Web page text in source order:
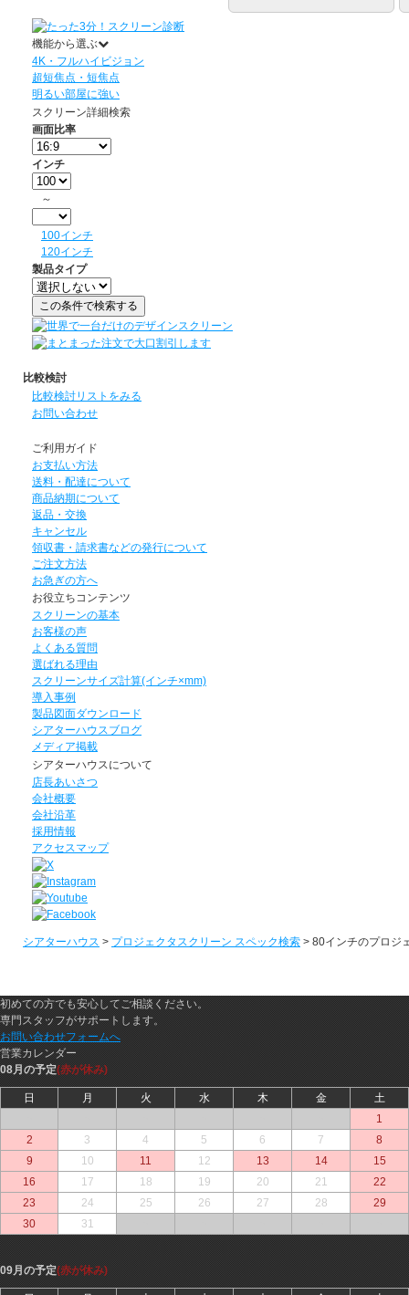
機能から選ぶ
4K・フルハイビジョン
超短焦点・短焦点
明るい部屋に強い
スクリーン詳細検索
画面比率
インチ
～
100インチ
120インチ
製品タイプ
比較検討
比較検討リストをみる
お問い合わせ
ご利用ガイド
お支払い方法
送料・配達について
商品納期について
返品・交換
キャンセル
領収書・請求書などの発行について
ご注文方法
お急ぎの方へ
お役立ちコンテンツ
スクリーンの基本
お客様の声
よくある質問
選ばれる理由
スクリーンサイズ計算(インチ×mm)
導入事例
製品図面ダウンロード
シアターハウスブログ
メディア掲載
シアターハウスについて
店長あいさつ
会社概要
会社沿革
採用情報
アクセスマップ
シアターハウス > プロジェクタスクリーン スペック検索 > 80インチのプロジ
初めての方でも安心してご相談ください。
専門スタッフがサポートします。
お問い合わせフォームへ
営業カレンダー
08月の予定(赤が休み)
日 月 火 水 木 金
土
1
2
3 4 5 6 7
8
9
10 11 12 13 14
15
16
17 18 19 20 21
22
23
24 25 26 27 28
29
30
31
09月の予定(赤が休み)